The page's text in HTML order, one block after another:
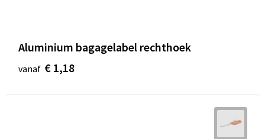
Aluminium bagagelabel rechthoek
vanaf € 1,18